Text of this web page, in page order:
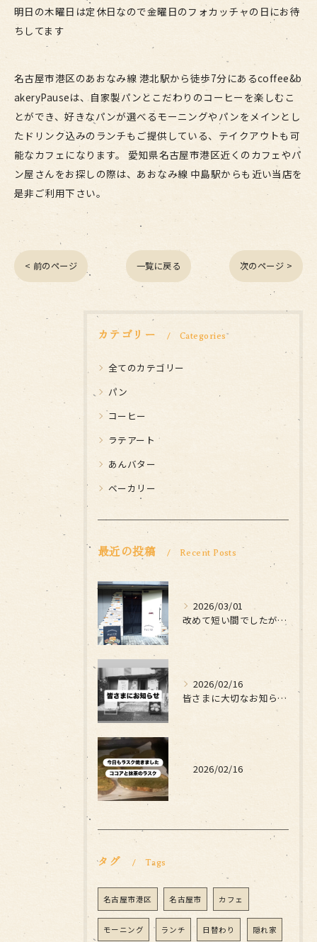
明日の木曜日は定休日なので金曜日のフォカッチャの日にお待
ちしてます
名古屋市港区のあおなみ線 港北駅から徒歩7分にあるcoffee&b
akeryPauseは、自家製パンとこだわりのコーヒーを楽しむこ
とができ、好きなパンが選べるモーニングやパンをメインとし
たドリンク込みのランチもご提供している、テイクアウトも可
能なカフェになります。 愛知県名古屋市港区近くのカフェやパ
ン屋さんをお探しの際は、あおなみ線 中島駅からも近い当店を
是非ご利用下さい。
< 前のページ 一覧に戻る 次のページ >
カテゴリー Categories
全てのカテゴリー
パン
コーヒー
ラテアート
あんバター
ベーカリー
最近の投稿 Recent Posts
2026/03/01
改めて短い間でしたがお世話になりました
2026/02/16
皆さまに大切なお知らせです
2026/02/16
タグ Tags
名古屋市港区 名古屋市 カフェ
モーニング ランチ 日替わり 隠れ家